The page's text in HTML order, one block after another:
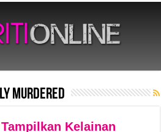
Murdered
Kelainan